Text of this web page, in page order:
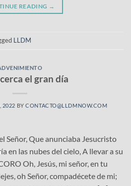
READING →
LLDM
el gran día
2022 BYCONTACTO@LLDMNOW.COM
Señor, Que anunciaba Jesucristo
en las nubes del cielo, A llevar a su
Oh, Jesús, mi señor, en tu
oh Señor, compadécete de mi;